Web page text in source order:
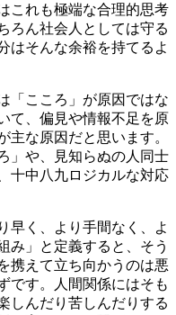
これも極端な合理的思考
ろん社会人としては守る
はそんな余裕を持てるよ
「こころ」が原因ではな
て、偏見や情報不足を原
主な原因だと思います。
」や、見知らぬの人同士
十中八九ロジカルな対応
早く、より手間なく、よ
み」と定義すると、そう
携えて立ち向かうのは悪
です。人間関係にはそも
しんだり苦しんだりする